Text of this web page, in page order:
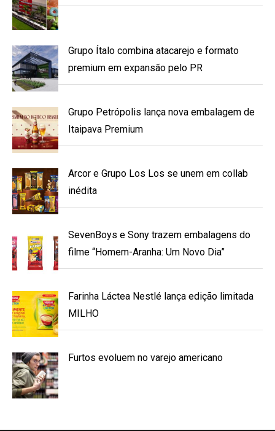
Grupo Ítalo combina atacarejo e formato
premium em expansão pelo PR
Grupo Petrópolis lança nova embalagem de
Itaipava Premium
Arcor e Grupo Los Los se unem em collab
inédita
SevenBoys e Sony trazem embalagens do
filme “Homem-Aranha: Um Novo Dia”
Farinha Láctea Nestlé lança edição limitada
MILHO
Furtos evoluem no varejo americano